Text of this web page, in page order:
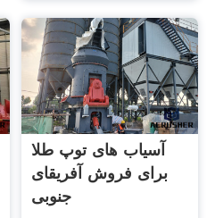
آسیاب های توپ طلا
برای فروش آفریقای
جنوبی